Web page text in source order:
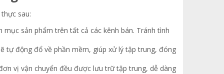
sau:
sản phẩm trên tất cả các kênh bán. Tránh tình
tự động đổ về phần mềm, giúp xử lý tập trung, đóng
vị vận chuyển đều được lưu trữ tập trung, dễ dàng